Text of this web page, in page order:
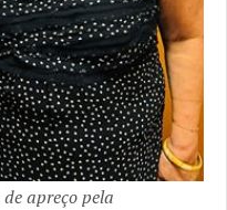
apreço pela